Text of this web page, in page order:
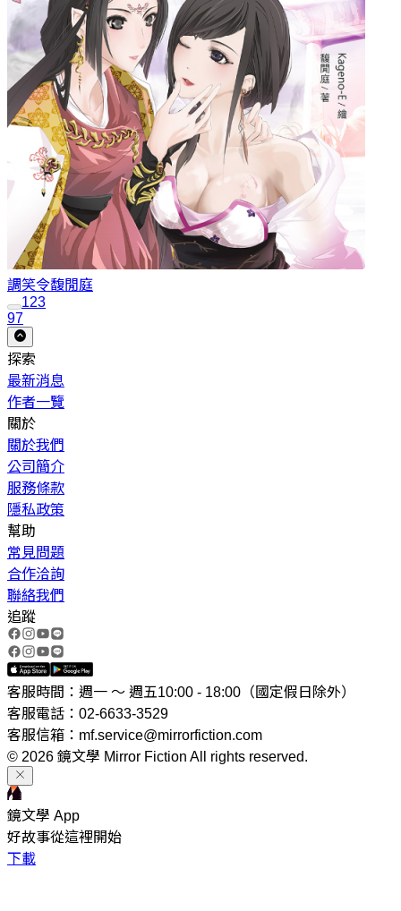
調笑令馥閒庭
123
97
探索
最新消息
作者一覽
關於
關於我們
公司簡介
服務條款
隱私政策
幫助
常見問題
合作洽詢
聯絡我們
追蹤
客服時間：週一 ～ 週五10:00 - 18:00（國定假日除外）
客服電話：02-6633-3529
客服信箱：mf.service@mirrorfiction.com
© 2026 鏡文學 Mirror Fiction All rights reserved.
鏡文學 App
好故事從這裡開始
下載